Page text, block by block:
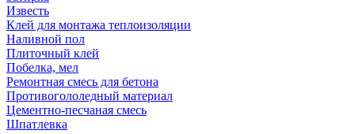
Известь
Клей для монтажа теплоизоляции
Наливной пол
Плиточный клей
Побелка, мел
Ремонтная смесь для бетона
Противогололедный материал
Цементно-песчаная смесь
Шпатлевка